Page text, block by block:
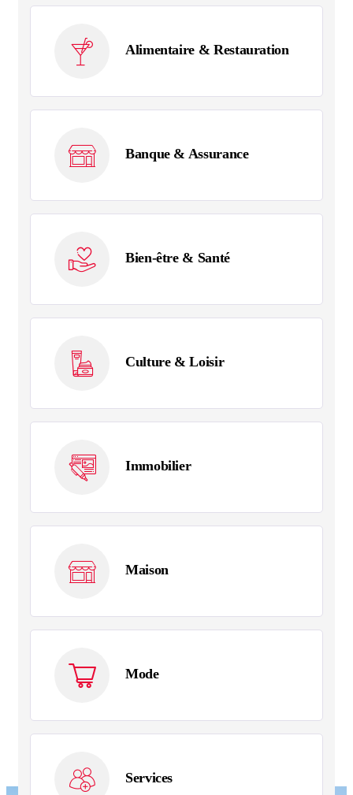
Alimentaire & Restauration
Banque & Assurance
Bien-être & Santé
Culture & Loisir
Immobilier
Maison
Mode
Services